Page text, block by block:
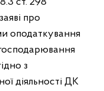
про
оподаткування
з
діяльності ДК